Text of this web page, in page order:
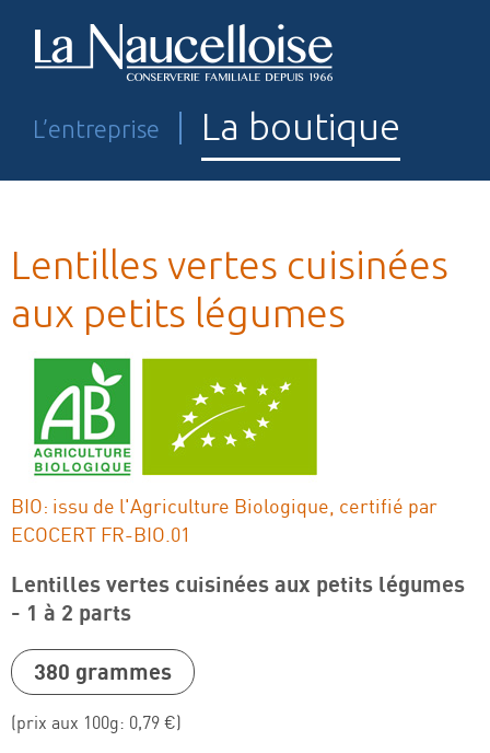
L’entreprise La boutique
Charcuterie BIO
Légumineuses BIO
Lentilles vertes cuisinées
aux petits légumes
BIO: issu de l'Agriculture Biologique, certifié par
ECOCERT FR-BIO.01
Lentilles vertes cuisinées aux petits légumes
- 1 à 2 parts
380 grammes
(prix aux 100g: 0,79 €)